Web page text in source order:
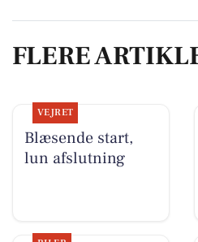
FLERE
VEJRET
Blæsende start,
lun afslutning